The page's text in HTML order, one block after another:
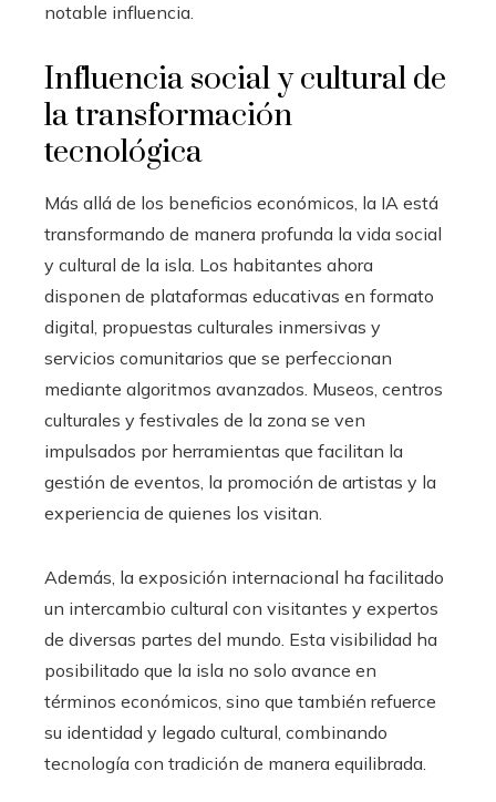
notable influencia.
Influencia social y cultural de
la transformación
tecnológica
Más allá de los beneficios económicos, la IA está
transformando de manera profunda la vida social
y cultural de la isla. Los habitantes ahora
disponen de plataformas educativas en formato
digital, propuestas culturales inmersivas y
servicios comunitarios que se perfeccionan
mediante algoritmos avanzados. Museos, centros
culturales y festivales de la zona se ven
impulsados por herramientas que facilitan la
gestión de eventos, la promoción de artistas y la
experiencia de quienes los visitan.
Además, la exposición internacional ha facilitado
un intercambio cultural con visitantes y expertos
de diversas partes del mundo. Esta visibilidad ha
posibilitado que la isla no solo avance en
términos económicos, sino que también refuerce
su identidad y legado cultural, combinando
tecnología con tradición de manera equilibrada.